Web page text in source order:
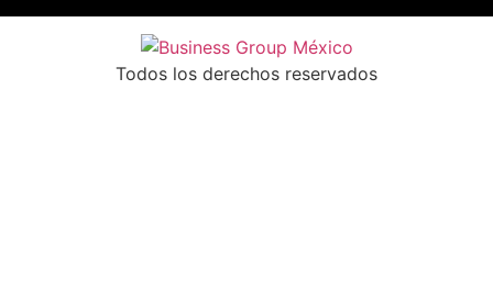
Todos los derechos reservados